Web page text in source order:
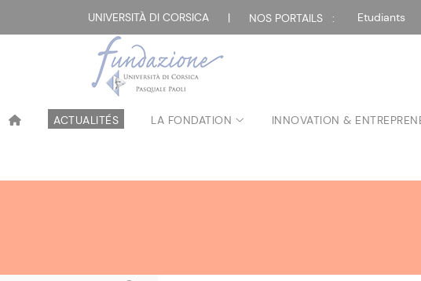
UNIVERSITÀ DI CORSICA | NOS PORTAILS : Etudiants
ACTUALITÉS LA FONDATION INNOVATION &